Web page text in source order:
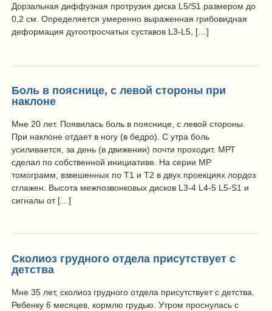
Дорзальная диффузная протрузия диска L5/S1 размером до
0,2 см. Определяется умеренно выраженная грибовидная
деформация дугоотросчатых суставов L3-L5, […]
Боль в пояснице, с левой стороны при
наклоне
Мне 20 лет. Появилась боль в пояснице, с левой стороны.
При наклоне отдает в ногу (в бедро). С утра боль
усиливается, за день (в движении) почти проходит. МРТ
сделал по собственной инициативе. На серии МР
томограмм, взвешенных по Т1 и Т2 в двух проекциях лордоз
сглажен. Высота межпозвонковых дисков L3-4 L4-5 L5-S1 и
сигналы от […]
Сколиоз грудного отдела присутствует с
детства
Мне 35 лет, сколиоз грудного отдела присутствует с детства.
Ребенку 6 месяцев, кормлю грудью. Утром проснулась с